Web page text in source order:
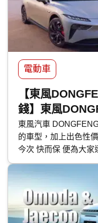
電動車
【東風
錢】東風
型號性能及香
東風汽車
的車型，加上出色性
今次 快而保 便為大家
的特點，並比較其性